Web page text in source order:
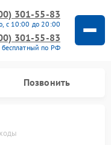
301-55-83
с 10:00 до 20:00
301-55-83
бесплатный по РФ
Позвонить